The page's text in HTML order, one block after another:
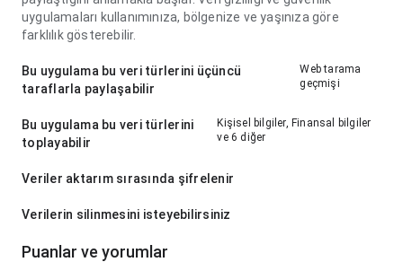
uygulamaları kullanımınıza, bölgenize ve yaşınıza göre
farklılık gösterebilir.
Bu uygulama bu veri türlerini üçüncü
taraflarla paylaşabilir
Web tarama
geçmişi
Bu uygulama bu veri türlerini
toplayabilir
Kişisel bilgiler, Finansal bilgiler
ve 6 diğer
Veriler aktarım sırasında şifrelenir
Verilerin silinmesini isteyebilirsiniz
Puanlar ve yorumlar